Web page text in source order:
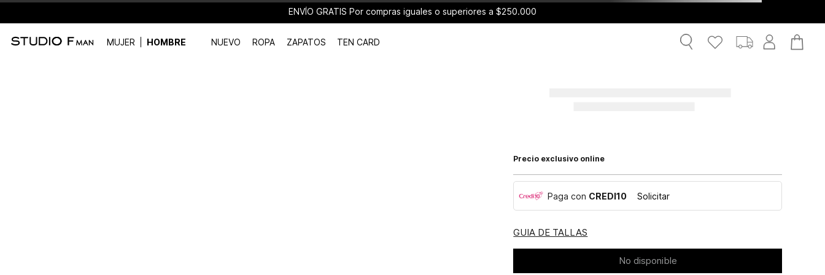
ENVÍO GRATIS Por compras iguales o superiores a $250.000
MUJER HOMBRE NUEVO ROPA ZAPATOS TEN CARD
Precio exclusivo online
Paga con CREDI10 Solicitar
GUIA DE TALLAS
No disponible